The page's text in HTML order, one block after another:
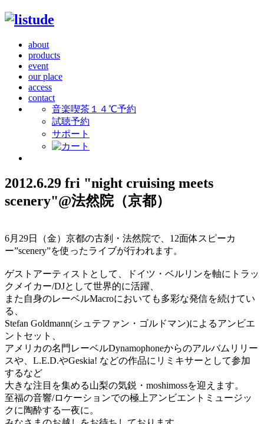
about
products
event
our place
access
contact
音楽喫茶１４℃予約
試聴予約
サポート
2012.6.29 fri "night cruising meets
scenery"@法然院（京都）
6月29日（金）京都の古刹・法然院で、12面体スピーカ
ー”scenery”を使ったライブが行われます。
ゲストアーティストとして、ドイツ・ベルリンを軸にトラッ
クメイカー/DJとして世界的に活躍、
また自身のレーベルMacroにおいても多彩な発信を続けてい
る、
Stefan Goldmann(シュテファン・ゴルドマン)によるアンビエ
ントセット、
アメリカの名門レーベルDynamophoneからのアルバムリリー
スや、L.E.D.やGeskia! などの作品にリミキサーとして参加
するなど
大きな注目を集める山梨の気鋭・moshimossを迎えます。
至福の音響/ロケーションでの極上アンビエントミュージッ
クに陶酔する一夜に。